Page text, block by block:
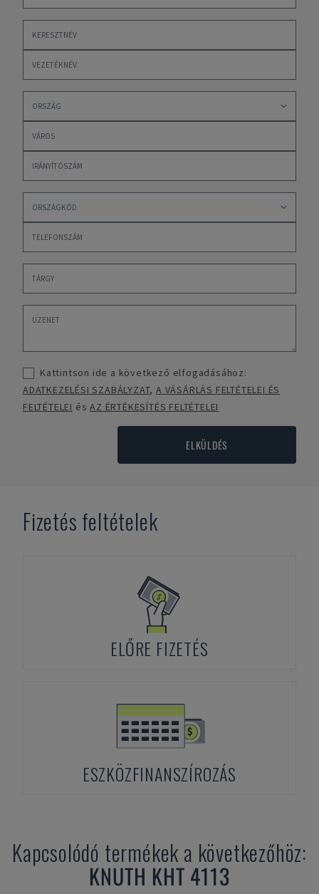
Kattintson ide a következő elfogadásához:
ADATKEZELÉSI SZABÁLYZAT,A VÁSÁRLÁS FELTÉTELEI ÉS
FELTÉTELEI ésAZ ÉRTÉKESÍTÉS FELTÉTELEI
ELKÜLDÉS
Fizetés feltételek
ELŐRE FIZETÉS
ESZKÖZFINANSZÍROZÁS
Kapcsolódó termékek a következőhöz:
KNUTH KHT 4113